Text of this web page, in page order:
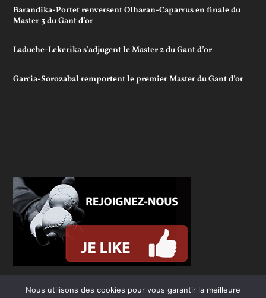
Barandika-Portet renversent Olharan-Caparrus en finale du
Master 3 du Gant d’or
Laduche-Lekerika s’adjugent le Master 2 du Gant d’or
Garcia-Sorozabal remportent le premier Master du Gant d’or
Nous utilisons des cookies pour vous garantir la meilleure